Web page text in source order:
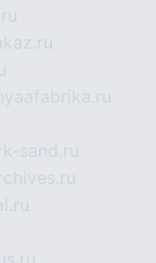
sand.ru